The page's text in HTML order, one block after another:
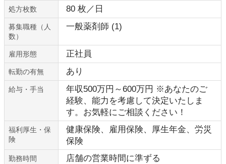
処方枚数 80 枚／日
募集職種（人
数）
一般薬剤師 (1)
雇用形態 正社員
転勤の有無 あり
給与・手当
年収500万円～600万円 ※あなたのご
経験、能力を考慮して決定いたしま
す。お気軽にご相談ください！
福利厚生・保
険
健康保険、雇用保険、厚生年金、労災
保険
勤務時間 店舗の営業時間に準ずる